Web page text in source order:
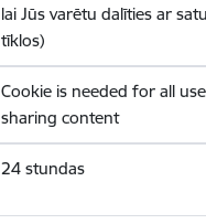
lai Jūs varētu dalīties ar
tīklos)
Cookie is needed for all
sharing content
24 stundas